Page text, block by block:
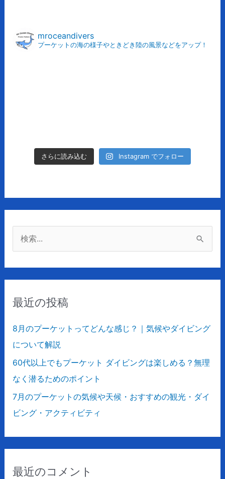
mroceandivers
プーケットの海の様子やときどき陸の風景などをアップ！
さらに読み込む Instagram でフォロー
:最近の投稿
8月のプーケットってどんな感じ？｜気候やダイビング
について解説
60代以上でもプーケット ダイビングは楽しめる？無理
なく潜るためのポイント
7月のプーケットの気候や天候・おすすめの観光・ダイ
ビング・アクティビティ
最近のコメント
カ
イ